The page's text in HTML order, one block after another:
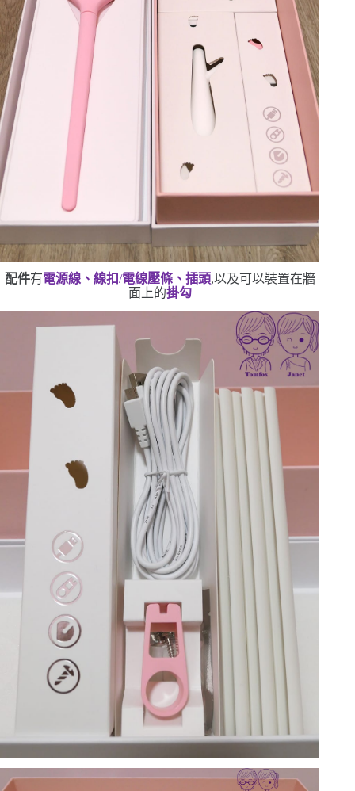
配件有電源線、線扣/電線壓條、插頭,以及可以裝置在牆
面上的掛勾